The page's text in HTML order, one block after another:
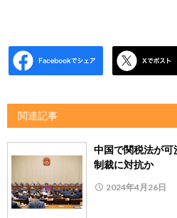
関連記事
中国で関税法が可
制裁に対抗か
2024年4月26日